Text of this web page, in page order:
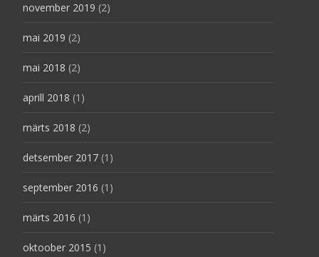
november 2019 (2)
mai 2019 (2)
mai 2018 (2)
aprill 2018 (1)
märts 2018 (2)
detsember 2017 (1)
september 2016 (1)
märts 2016 (1)
oktoober 2015 (1)